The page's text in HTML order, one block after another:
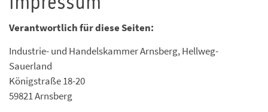
Verantwortlich für diese Seiten:
Industrie- und Handelskammer Arnsberg, Hellweg-
Sauerland
Königstraße 18-20
59821 Arnsberg